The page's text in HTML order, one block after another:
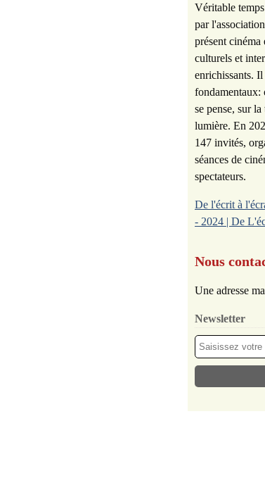
Véritable
par
présent cinéma
culturels et
enrichissants.
fondamentaux:
se pense, sur
lumière. En
147 invités,
séances de
spectateurs.
De l'écrit à
- 2024 | De
Nous
Une adresse
Newsletter